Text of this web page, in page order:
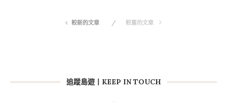
較新的文章 較舊的文章
追蹤島遊丨KEEP IN TOUCH